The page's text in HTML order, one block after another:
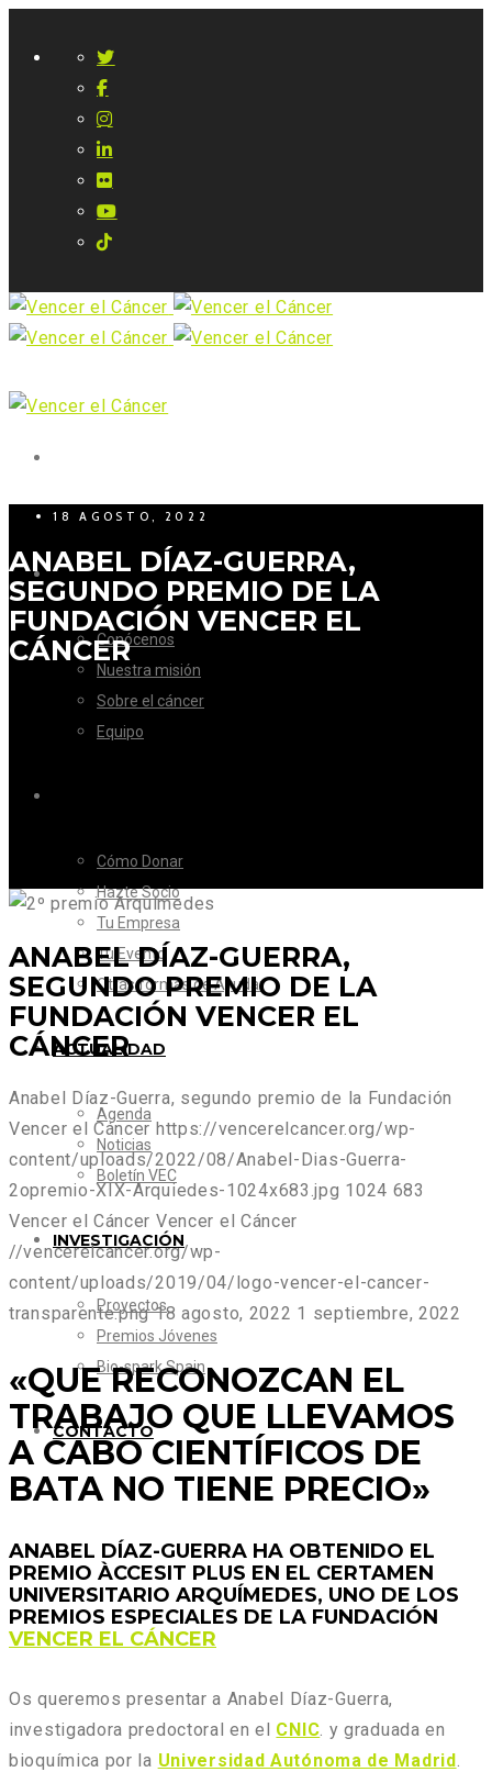
LA FUNDACIÓN
Conócenos
Nuestra misión
Sobre el cáncer
Equipo
Cómo Donar
Hazte Socio
Tu Empresa
Tu Evento
Otras formas de Ayudar
ACTUALIDAD
Agenda
Noticias
Boletín VEC
INVESTIGACIÓN
Proyectos
Premios Jóvenes
Bio-spark Spain
CONTACTO
18 AGOSTO, 2022
ANABEL DÍAZ-GUERRA,
SEGUNDO PREMIO DE LA
FUNDACIÓN VENCER EL
CÁNCER
ANABEL DÍAZ-GUERRA,
SEGUNDO PREMIO DE LA
FUNDACIÓN VENCER EL
CÁNCER
Anabel Díaz-Guerra, segundo premio de la Fundación
Vencer el Cáncer https://vencerelcancer.org/wp-
content/uploads/2022/08/Anabel-Dias-Guerra-
2opremio-XIX-Arquiedes-1024x683.jpg 1024 683
Vencer el Cáncer Vencer el Cáncer
//vencerelcancer.org/wp-
content/uploads/2019/04/logo-vencer-el-cancer-
transparente.png 18 agosto, 2022 1 septiembre, 2022
«QUE RECONOZCAN EL
TRABAJO QUE LLEVAMOS
A CABO CIENTÍFICOS DE
BATA NO TIENE PRECIO»
ANABEL DÍAZ-GUERRA HA OBTENIDO EL
PREMIO ÀCCESIT PLUS EN EL CERTAMEN
UNIVERSITARIO ARQUÍMEDES, UNO DE LOS
PREMIOS ESPECIALES DE LA FUNDACIÓN
VENCER EL CÁNCER
Os queremos presentar a Anabel Díaz-Guerra,
investigadora predoctoral en el CNIC . y graduada en
bioquímica por la Universidad Autónoma de Madrid